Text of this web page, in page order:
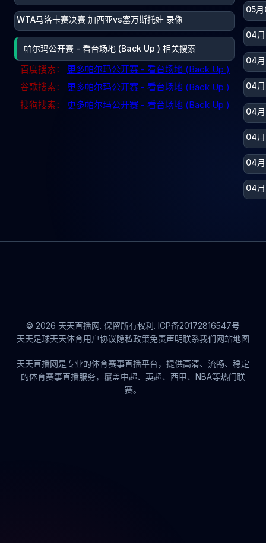
WTA马洛卡赛决赛 加西亚vs塞万斯托娃 录像
帕尔玛公开赛 - 看台场地 (Back Up ) 相关搜索
百度搜索：
更多帕尔玛公开赛 - 看台场地 (Back Up )
谷歌搜索：
更多帕尔玛公开赛 - 看台场地 (Back Up )
搜狗搜索：
更多帕尔玛公开赛 - 看台场地 (Back Up )
05
04
04
04
04
04
04
04
© 2026 天天直播网. 保留所有权利. ICP备20172816547号
天天足球天天体育用户协议隐私政策免责声明联系我们网站地图
天天直播网是专业的体育赛事直播平台，提供高清、流畅、稳定
的体育赛事直播服务，覆盖中超、英超、西甲、NBA等热门联
赛。